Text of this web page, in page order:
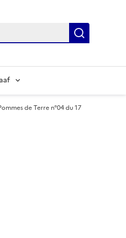
de Terre n°04 du 17